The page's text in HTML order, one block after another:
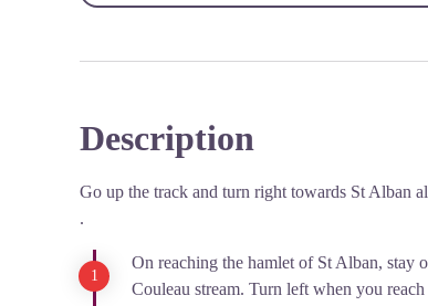
Description
Go up the track and turn right towards St Alban
.
On reaching the hamlet of St Alban, stay
Couleau stream. Turn left when you